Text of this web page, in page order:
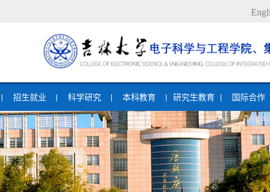
招生就业 科学研究 本科教育 研究生教育 国际合作